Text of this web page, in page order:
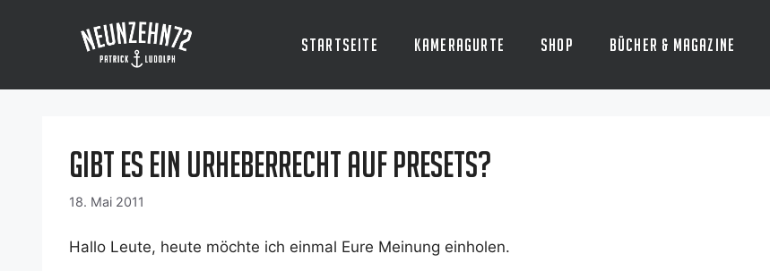
Startseite Kameragurte Shop Bücher & Magazine
Gibt es ein Urheberrecht auf Presets?
18. Mai 2011
Hal­lo Leu­te, heu­te möch­te ich ein­mal Eure Mei­nung einholen.